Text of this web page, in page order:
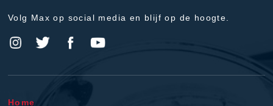
Volg Max op social media en blijf op de hoogte.
Home